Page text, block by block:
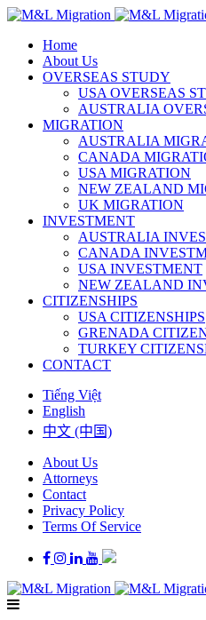
Home
About Us
OVERSEAS STUDY
USA OVERSEAS
AUSTRALIA
MIGRATION
AUSTRALIA
CANADA
USA MIGRATION
NEW ZEALAND
UK MIGRATION
INVESTMENT
AUSTRALIA
CANADA
USA INVESTMENT
NEW ZEALAND
CITIZENSHIPS
USA CITIZENSHIPS
GRENADA
TURKEY
CONTACT
Tiếng Việt
English
中文 (中国)
About Us
Attorneys
Contact
Privacy Policy
Terms Of Service